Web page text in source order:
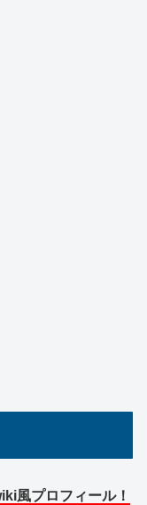
風プロフィール！